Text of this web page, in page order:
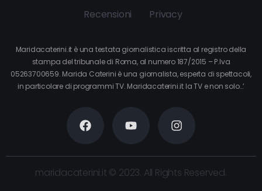
Recensioni Privacy
Maridacaterini.it è una testata giornalistica iscritta al registro della
stampa del tribunale di Roma, al numero 187/2015 – P.Iva
05263700659. Marida Caterini è una giornalista, esperta di spettacoli,
in particolare di programmi TV. Maridacaterini.it la TV e non solo…’
maridacaterini.it © 2023. All Rights Reserved.